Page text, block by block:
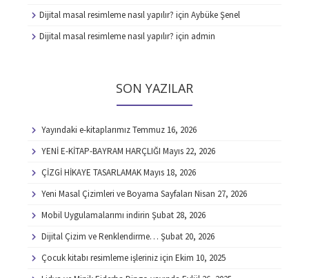
Dijital masal resimleme nasıl yapılır? için Aybüke Şenel
Dijital masal resimleme nasıl yapılır? için admin
SON YAZILAR
Yayındaki e-kitaplarımızTemmuz 16, 2026
YENİ E-KİTAP-BAYRAM HARÇLIĞI Mayıs 22, 2026
ÇİZGİ HİKAYE TASARLAMAKMayıs 18, 2026
Yeni Masal Çizimleri ve Boyama Sayfaları Nisan 27, 2026
Mobil Uygulamalarımı indirin Şubat 28, 2026
Dijital Çizim ve Renklendirme… Şubat 20, 2026
Çocuk kitabı resimleme işleriniz için Ekim 10, 2025